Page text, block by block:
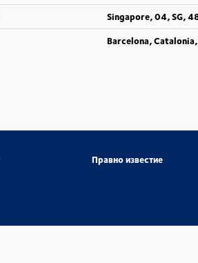
Singapore, 04, SG,
Barcelona,
Правно известие